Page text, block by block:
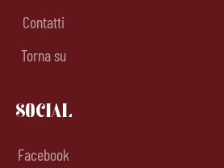
Contatti
Torna su
SOCIAL
Facebook